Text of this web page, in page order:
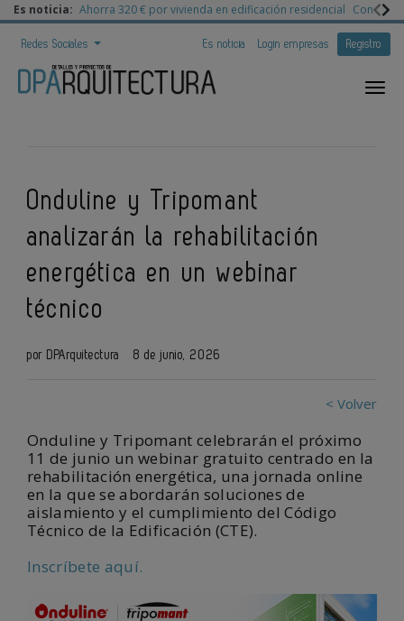
Es noticia: Ahorra 320 € por vivienda en edificación residencial
Redes Sociales Es noticia Login empresas Registro
Onduline y Tripomant
analizarán la rehabilitación
energética en un webinar
técnico
por DPArquitectura 8 de junio, 2026
< Volver
Onduline y Tripomant celebrarán el próximo
11 de junio un webinar gratuito centrado en la
rehabilitación energética, una jornada online
en la que se abordarán soluciones de
aislamiento y el cumplimiento del Código
Técnico de la Edificación (CTE).
Inscríbete aquí.